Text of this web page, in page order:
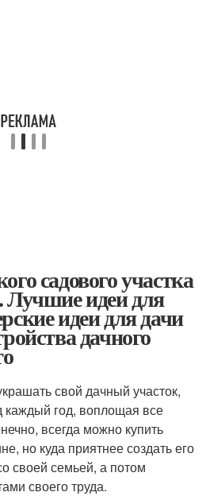
садового участка
идеи для
идеи для дачи
дачного
свой дачный участок,
каждый год, воплощая все
всегда можно купить
но куда приятнее создать его
своей семьей, а потом
своего труда.